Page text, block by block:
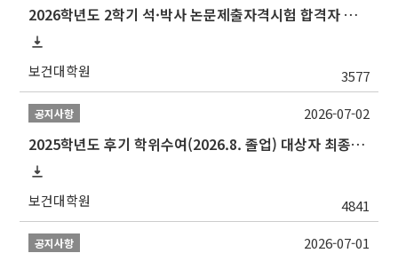
2026학년도 2학기 석·박사 논문제출자격시험 합격자 공고(TSQ Exam Result)
보건대학원 3577
공지사항
2025학년도 후기 학위수여(2026.8. 졸업) 대상자 최종인준 논문 제출 안내
보건대학원 4841
2026-07-02
공지사항 2026-07-01